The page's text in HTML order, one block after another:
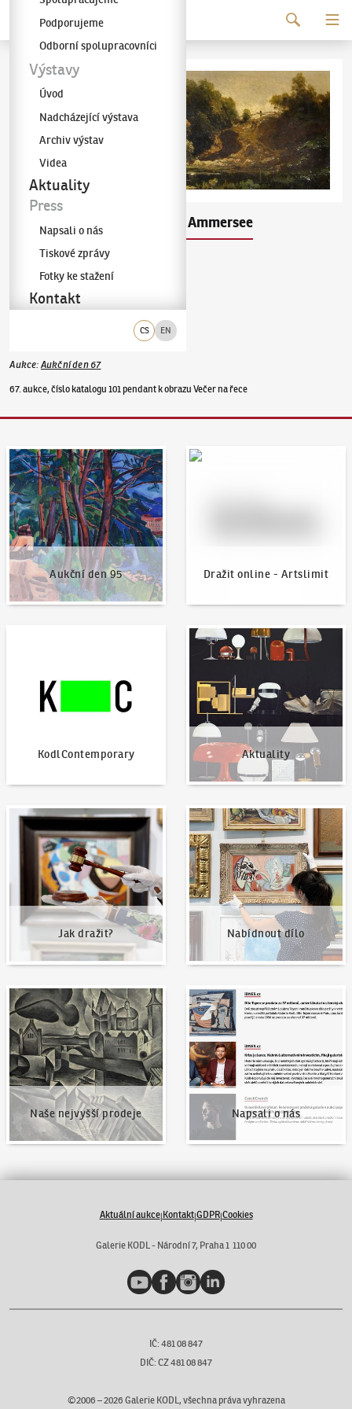
Galerie KODL
CS EN
Podporujeme
Odborní spolupracovníci
Výstavy
Úvod
Nadcházející výstava
Archiv výstav
Videa
Aktuality
Press
Napsali o nás
Tiskové zprávy
Fotky ke stažení
Kontakt
Hugo Ullik (1838–1881) Jezero Ammersee
vpravo dole
280 000 Kč
480 000 Kč
Aukce: Aukční den 67
67. aukce, číslo katalogu 101 pendant k obrazu Večer na řece
Aukční den 95
Aukční den 95
Dražit online - Artslimit
Dražit online - Artslimit
KodlContemporary Aktuality
Aktuality
Jak dražit?
Jak dražit?
Nabídnout dílo
Nabídnout dílo
Naše nejvyšší prodeje
Naše nejvyšší prodeje
Napsali o nás
Napsali o nás
Aktuální aukce|Kontakt|GDPR|Cookies
Galerie KODL - Národní 7, Praha 1 110 00
YouTubeFacebookInstagramLinkedIn
IČ: 481 08 847
DIČ: CZ 481 08 847
©2006 –2026 Galerie KODL, všechna práva vyhrazena